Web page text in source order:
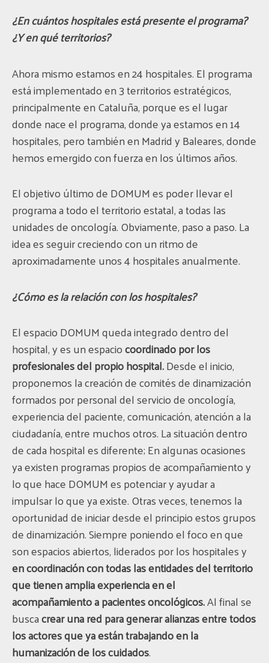
¿En cuántos hospitales está presente el programa?
¿Y en qué territorios?
Ahora mismo estamos en 24 hospitales. El programa
está implementado en 3 territorios estratégicos,
principalmente en Cataluña, porque es el lugar
donde nace el programa, donde ya estamos en 14
hospitales, pero también en Madrid y Baleares, donde
hemos emergido con fuerza en los últimos años.
El objetivo último de DOMUM es poder llevar el
programa a todo el territorio estatal, a todas las
unidades de oncología. Obviamente, paso a paso. La
idea es seguir creciendo con un ritmo de
aproximadamente unos 4 hospitales anualmente.
¿Cómo es la relación con los hospitales?
El espacio DOMUM queda integrado dentro del
hospital, y es un espaciocoordinado por los
profesionales del propio hospital.Desde el inicio,
proponemos la creación de comités de dinamización
formados por personal del servicio de oncología,
experiencia del paciente, comunicación, atención a la
ciudadanía, entre muchos otros. La situación dentro
de cada hospital es diferente; En algunas ocasiones
ya existen programas propios de acompañamiento y
lo que hace DOMUM es potenciar y ayudar a
impulsar lo que ya existe. Otras veces, tenemos la
oportunidad de iniciar desde el principio estos grupos
de dinamización. Siempre poniendo el foco en que
son espacios abiertos, liderados por los hospitales y
en coordinación con todas las entidades del territorio
que tienen amplia experiencia en el
acompañamiento a pacientes oncológicos.Al final se
buscacrear unared para generar alianzas entre todos
los actores que ya están trabajando en la
humanización de los cuidados.